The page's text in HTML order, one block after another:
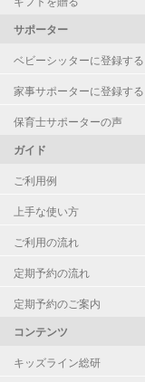
サポーター
ベビーシッターに登録する
家事サポーターに登録する
保育士サポーターの声
ガイド
ご利用例
上手な使い方
ご利用の流れ
定期予約の流れ
定期予約のご案内
コンテンツ
キッズライン総研